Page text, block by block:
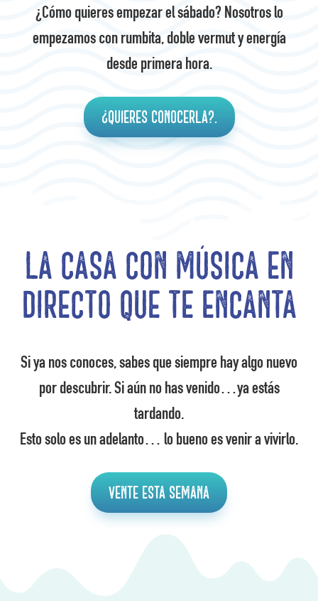
¿Cómo quieres empezar el sábado? Nosotros lo
empezamos con rumbita, doble vermut y energía
desde primera hora.
¿Quieres conocerla?.
La casa con música en
directo que te encanta
Si ya nos conoces, sabes que siempre hay algo nuevo
por descubrir. Si aún no has venido…ya estás
tardando.
Esto solo es un adelanto… lo bueno es venir a vivirlo.
Vente esta semana